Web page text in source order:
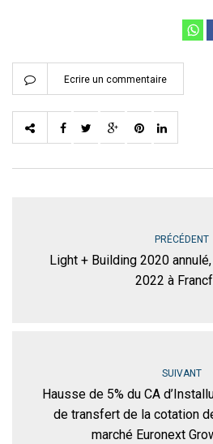
Ecrire un commentaire
PRÉCÉDENT
Light + Building 2020
2022 à
SUIVANT
Hausse de 5% du CA
de transfert de la cotation
marché Euronext